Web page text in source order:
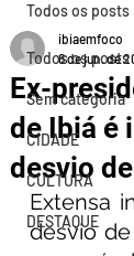
Todos os posts
Sem categoria
CIDADE
CULTURA
DESTAQUE
Todos os posts
Ex-
de Ibiá é
desvio
ibiaemfoco
8 de jun. de
Extensa
desvio